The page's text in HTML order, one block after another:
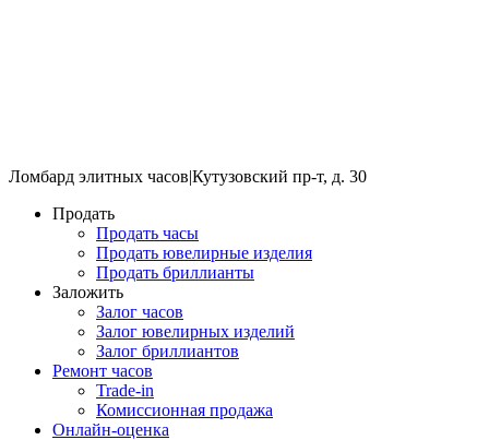
Ломбард элитных часов|Кутузовский пр-т, д. 30
Продать
Продать часы
Продать ювелирные изделия
Продать бриллианты
Заложить
Залог часов
Залог ювелирных изделий
Залог бриллиантов
Ремонт часов
Trade-in
Комиссионная продажа
Онлайн-оценка